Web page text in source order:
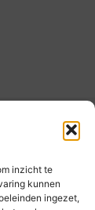
inzicht te
kunnen
ingezet,